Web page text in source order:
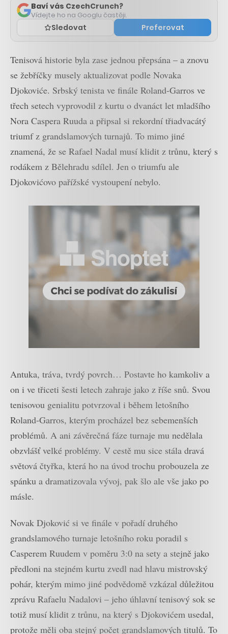
Baví vás CzechCrunch?
Vídejte ho na Googlu častěji.
Sledovat Preferovat
Tenisová historie byla zase jednou přepsána – a znovu
se žebříčky musely aktualizovat podle Novaka
Djokoviće. Srbský tenista ve finále Roland-Garros ve
třech setech vyprovodil z kurtu o dvanáct let mladšího
Nora Caspera Ruuda a připsal si rekordní třiadvacátý
triumf z grandslamových turnajů. To mimo jiné
znamená, že se Rafael Nadal musí klidit z trůnu, který s
rodákem z Bělehradu sdílel. Jen o triumfu ale
Djokovićovo pařížské vystoupení nebylo.
Antuka, tráva, tvrdý povrch… Postavte ho kamkoliv a
on i ve třiceti šesti letech zahraje jako z říše snů. Svou
tenisovou genialitu potvrzoval i během letošního
Roland-Garros, kterým procházel bez sebemenších
problémů. A ani závěrečná fáze turnaje mu nedělala
obzvlášť velké problémy. V cestě mu sice stála dravá
světová čtyřka, která ho na úvod trochu probouzela ze
spánku a dramatizovala vývoj, pak šlo ale vše jako po
másle.
Novak Djoković si ve finále v pořadí druhého
grandslamového turnaje letošního roku poradil s
Casperem Ruudem v poměru 3:0 na sety a stejně jako
předloni na stejném kurtu zvedl nad hlavu mistrovský
pohár, kterým mimo jiné podvědomě vzkázal důležitou
zprávu Rafaelu Nadalovi – jeho úhlavní tenisový sok se
totiž musí klidit z trůnu, na který s Djokovićem usedal,
protože měli oba stejný počet grandslamových titulů. To